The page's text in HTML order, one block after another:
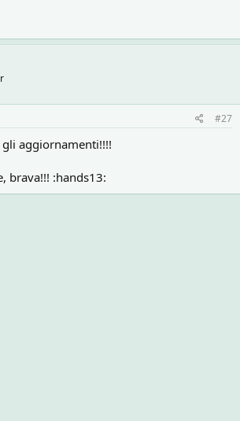
#27
aggiornamenti!!!!
brava!!! :hands13: